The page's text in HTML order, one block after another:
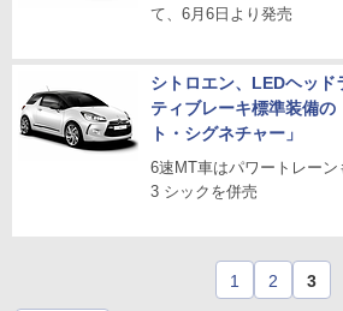
て、6月6日より発売
シトロエン、LEDヘッド
ティブレーキ標準装備の
ト・シグネチャー」
6速MT車はパワートレー
3 シックを併売
1 2 3